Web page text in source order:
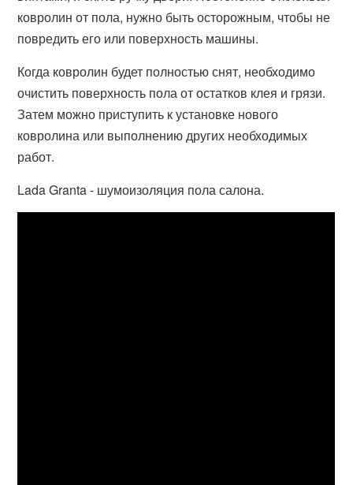
ковролин от пола, нужно быть осторожным, чтобы не
повредить его или поверхность машины.
Когда ковролин будет полностью снят, необходимо
очистить поверхность пола от остатков клея и грязи.
Затем можно приступить к установке нового
ковролина или выполнению других необходимых
работ.
Lada Granta - шумоизоляция пола салона.